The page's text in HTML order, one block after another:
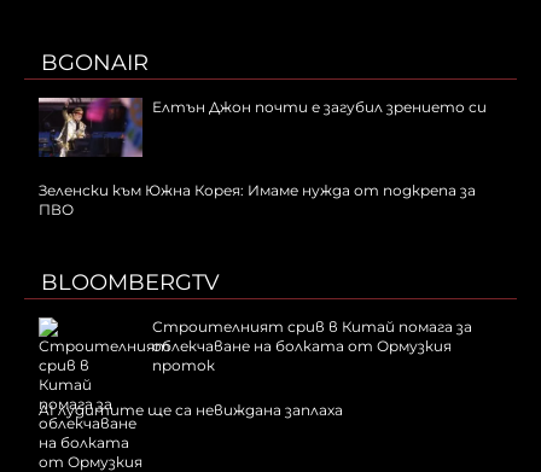
BGONAIR
Елтън Джон почти е загубил зрението си
Зеленски към Южна Корея: Имаме нужда от подкрепа за
ПВО
BLOOMBERGTV
Строителният срив в Китай помага за
облекчаване на болката от Ормузкия
проток
AI лудитите ще са невижданa заплаха